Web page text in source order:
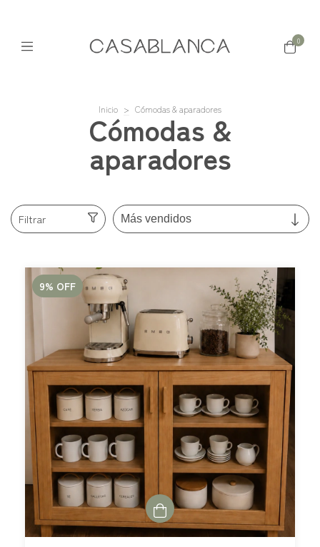
0
Inicio > Cómodas & aparadores
Cómodas &
aparadores
Filtrar
9% OFF